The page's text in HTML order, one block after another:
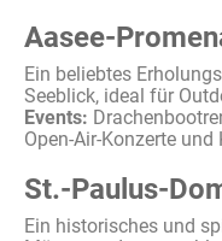
Aasee-
Ein beliebtes
Seeblick, ideal für
Events:
Open-Air-Konzerte und
St.-Paulus-
Ein historisches und